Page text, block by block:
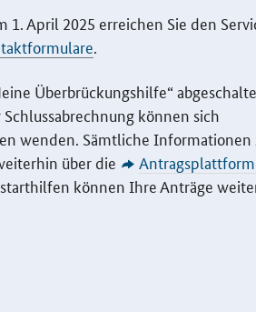
April 2025 erreichen Sie den
.
Überbrückungshilfe“
können sich
wenden. Sämtliche Informationen
über die
können Ihre Anträge